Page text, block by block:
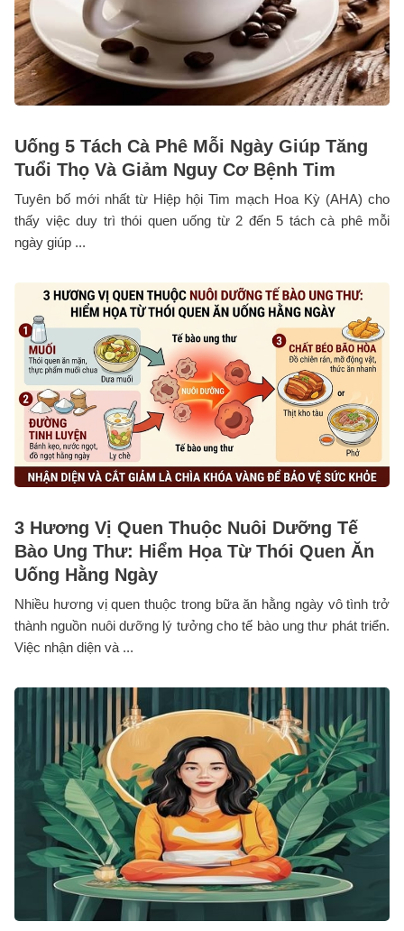
Uống 5 Tách Cà Phê Mỗi Ngày Giúp Tăng
Tuổi Thọ Và Giảm Nguy Cơ Bệnh Tim
Tuyên bố mới nhất từ Hiệp hội Tim mạch Hoa Kỳ (AHA) cho
thấy việc duy trì thói quen uống từ 2 đến 5 tách cà phê mỗi
ngày giúp ...
3 Hương Vị Quen Thuộc Nuôi Dưỡng Tế
Bào Ung Thư: Hiểm Họa Từ Thói Quen Ăn
Uống Hằng Ngày
Nhiều hương vị quen thuộc trong bữa ăn hằng ngày vô tình trở
thành nguồn nuôi dưỡng lý tưởng cho tế bào ung thư phát triển.
Việc nhận diện và ...